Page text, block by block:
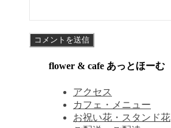
flower & cafe あっとほーむ
アクセス
カフェ・メニュー
お祝い花・スタンド花